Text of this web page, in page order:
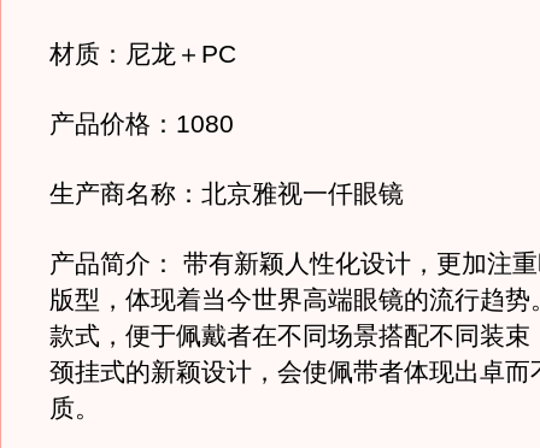
材质：尼龙＋PC
产品价格：1080
生产商名称：北京雅视一仟眼镜
产品简介： 带有新颖人性化设计，更加注
版型，体现着当今世界高端眼镜的流行趋势
款式，便于佩戴者在不同场景搭配不同装束
颈挂式的新颖设计，会使佩带者体现出卓而
质。